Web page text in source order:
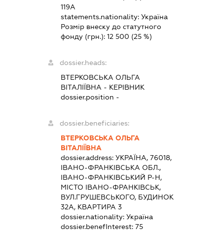
119А
statements.nationality: Україна
Розмір внеску до статутного
фонду (грн.): 12 500 (25 %)
dossier.heads:
ВТЕРКОВСЬКА ОЛЬГА
ВІТАЛІЇВНА - КЕРІВНИК
dossier.position -
dossier.beneficiaries:
ВТЕРКОВСЬКА ОЛЬГА
ВІТАЛІЇВНА
dossier.address: УКРАЇНА, 76018,
ІВАНО-ФРАНКІВСЬКА ОБЛ.,
ІВАНО-ФРАНКІВСЬКИЙ Р-Н,
МІСТО ІВАНО-ФРАНКІВСЬК,
ВУЛ.ГРУШЕВСЬКОГО, БУДИНОК
32А, КВАРТИРА 3
dossier.nationality: Україна
dossier.benefInterest: 75